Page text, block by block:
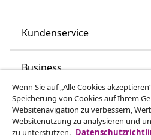
Kundenservice
Business
vidaXL
Mehr entdecken
Wenn Sie auf „Alle Cookies
Speicherung von Cookies auf Ihrem
Websitenavigation zu verbessern,
Websitenutzung zu analysieren und
zu unterstützen.